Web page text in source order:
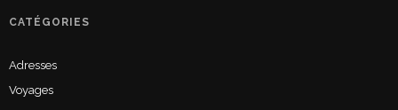
CATÉGORIES
Adresses
Voyages